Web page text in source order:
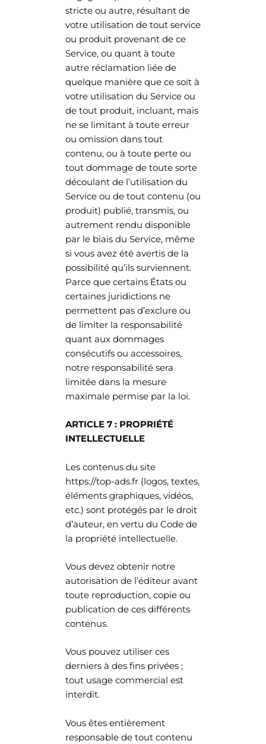
stricte ou autre, résultant de
votre utilisation de tout service
ou produit provenant de ce
Service, ou quant à toute
autre réclamation liée de
quelque manière que ce soit à
votre utilisation du Service ou
de tout produit, incluant, mais
ne se limitant à toute erreur
ou omission dans tout
contenu, ou à toute perte ou
tout dommage de toute sorte
découlant de l’utilisation du
Service ou de tout contenu (ou
produit) publié, transmis, ou
autrement rendu disponible
par le biais du Service, même
si vous avez été avertis de la
possibilité qu’ils surviennent.
Parce que certains États ou
certaines juridictions ne
permettent pas d’exclure ou
de limiter la responsabilité
quant aux dommages
consécutifs ou accessoires,
notre responsabilité sera
limitée dans la mesure
maximale permise par la loi.
ARTICLE 7 : PROPRIÉTÉ
INTELLECTUELLE
Les contenus du site
https://top-ads.fr (logos, textes,
éléments graphiques, vidéos,
etc.) sont protégés par le droit
d’auteur, en vertu du Code de
la propriété intellectuelle.
Vous devez obtenir notre
autorisation de l’éditeur avant
toute reproduction, copie ou
publication de ces différents
contenus.
Vous pouvez utiliser ces
derniers à des fins privées ;
tout usage commercial est
interdit.
Vous êtes entièrement
responsable de tout contenu